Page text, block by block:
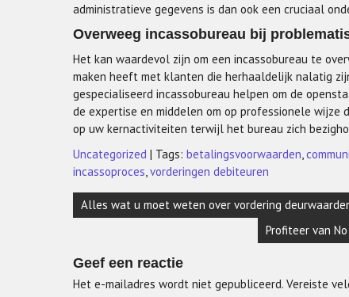
administratieve gegevens is dan ook een cruciaal
Overweeg incassobureau bij
Het kan waardevol zijn om een incassobureau te
maken heeft met klanten die herhaaldelijk nalatig
gespecialiseerd incassobureau helpen om de
de expertise en middelen om op professionele
op uw kernactiviteiten terwijl het bureau zich
Uncategorized | Tags: betalingsvoorwaarden,
incassoproces,vorderingen debiteuren
Berichtnavigatie
Alles wat u moet weten over vordering
Profiteer van
Geef een reactie
Het e-mailadres wordt niet gepubliceerd. Vereiste